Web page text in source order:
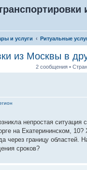
и услуги Ритуальные
из Москвы в
2 сообщения •
непростая ситуация
на Екатерининском,
через границу областей.
сроков?